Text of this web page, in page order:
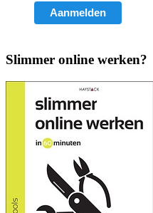
Slimmer online werken?